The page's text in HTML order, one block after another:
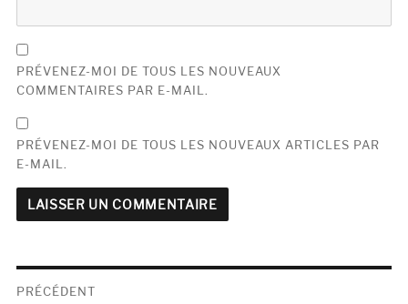
PRÉVENEZ-MOI DE TOUS LES NOUVEAUX
COMMENTAIRES PAR E-MAIL.
PRÉVENEZ-MOI DE TOUS LES NOUVEAUX ARTICLES PAR
E-MAIL.
Navigation
PRÉCÉDENT